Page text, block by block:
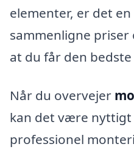
elementer, er det
sammenligne
at du får den bedste
Når du overvejer
kan det være
professionel